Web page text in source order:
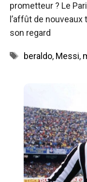
prometteur ? Le
l’affût de
son regard
Étiquettes
beraldo, Messi,